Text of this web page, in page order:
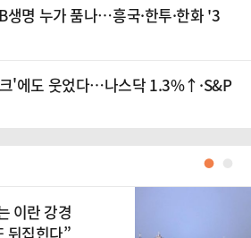
생명 누가 품나…흥국·한투·한화 '3
'에도 웃었다…나스닥 1.3%↑·S&P
●
이란 강경
뒤집힌다”